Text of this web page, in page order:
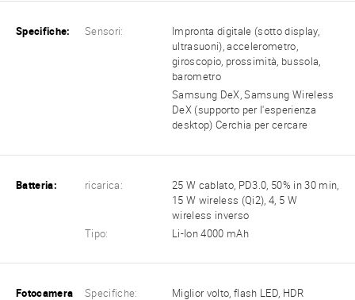
Specifiche: Sensori:
Impronta digitale (sotto display,
ultrasuoni), accelerometro,
giroscopio, prossimità, bussola,
barometro
Samsung DeX, Samsung Wireless
DeX (supporto per l'esperienza
desktop) Cerchia per cercare
Batteria: ricarica:
25 W cablato, PD3.0, 50% in 30 min,
15 W wireless (Qi2), 4, 5 W
wireless inverso
Tipo:
Li-Ion 4000 mAh
Fotocamera
Specifiche:
Miglior volto, flash LED, HDR